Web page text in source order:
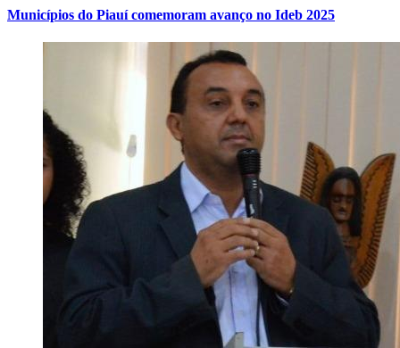
Municípios do Piauí comemoram avanço no Ideb 2025